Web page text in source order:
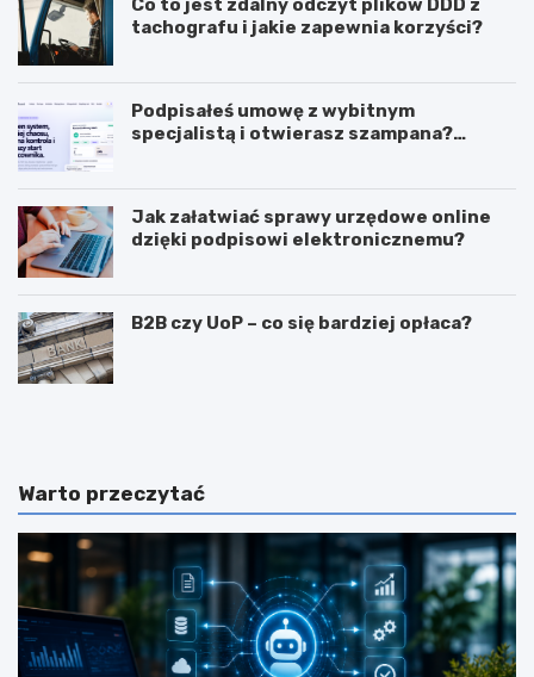
tachografu i jakie zapewnia korzyści?
Podpisałeś umowę z wybitnym
specjalistą i otwierasz szampana?
Jak załatwiać sprawy urzędowe online
dzięki podpisowi elektronicznemu?
B2B czy UoP – co się bardziej opłaca?
J
g
ę
z
a
a
b
i
J
c
e
c
h
p
o
w
Warto przeczytać